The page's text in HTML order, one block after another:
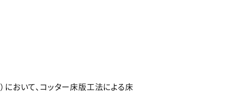
おいて、コッター床版工法による床